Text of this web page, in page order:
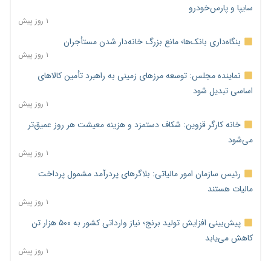
سایپا و پارس‌خودرو
۱ روز پیش
بنگاه‌داری بانک‌ها؛ مانع بزرگ خانه‌دار شدن مستأجران
۱ روز پیش
نماینده مجلس: توسعه مرزهای زمینی به راهبرد تأمین کالاهای
اساسی تبدیل شود
۱ روز پیش
خانه کارگر قزوین: شکاف دستمزد و هزینه معیشت هر روز عمیق‌تر
می‌شود
۱ روز پیش
رئیس سازمان امور مالیاتی: بلاگرهای پردرآمد مشمول پرداخت
مالیات هستند
۱ روز پیش
پیش‌بینی افزایش تولید برنج؛ نیاز وارداتی کشور به ۵۰۰ هزار تن
کاهش می‌یابد
۱ روز پیش